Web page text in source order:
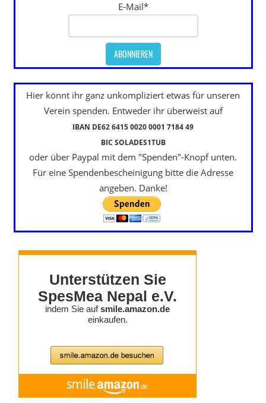
E-Mail*
Hier könnt ihr ganz unkompliziert etwas für unseren
Verein spenden. Entweder ihr überweist auf
IBAN DE62 6415 0020 0001 7184 49
BIC SOLADES1TUB
oder über Paypal mit dem "Spenden"-Knopf unten.
Für eine Spendenbescheinigung bitte die Adresse
angeben. Danke!